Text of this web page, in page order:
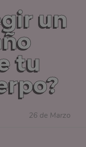
un
tu
26 de Marzo